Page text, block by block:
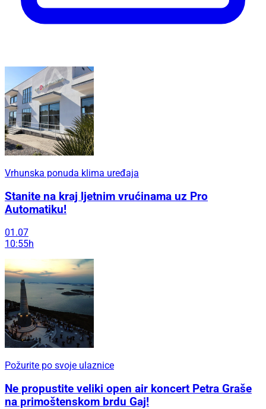
Vrhunska ponuda klima uređaja
Stanite na kraj ljetnim vrućinama uz Pro
Automatiku!
01.07
10:55h
Požurite po svoje ulaznice
Ne propustite veliki open air koncert Petra Graše
na primoštenskom brdu Gaj!